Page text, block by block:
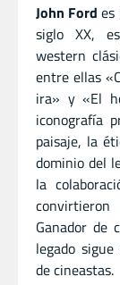
John Ford es
siglo XX,
western
entre ellas
ira» y «El
iconografía
paisaje, la
dominio del
la
Ganador de
legado
de cineastas.